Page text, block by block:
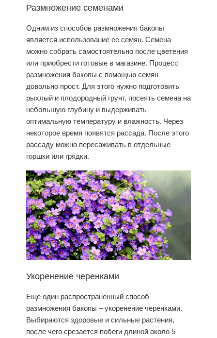
Размножение семенами
Одним из способов размножения бакопы
является использование ее семян. Семена
можно собрать самостоятельно после цветения
или приобрести готовые в магазине. Процесс
размножения бакопы с помощью семян
довольно прост. Для этого нужно подготовить
рыхлый и плодородный грунт, посеять семена на
небольшую глубину и выдерживать
оптимальную температуру и влажность. Через
некоторое время появятся рассада. После этого
рассаду можно пересаживать в отдельные
горшки или грядки.
Укоренение черенками
Еще один распространенный способ
размножения бакопы – укоренение черенками.
Выбираются здоровые и сильные растения,
после чего срезается побеги длиной около 5